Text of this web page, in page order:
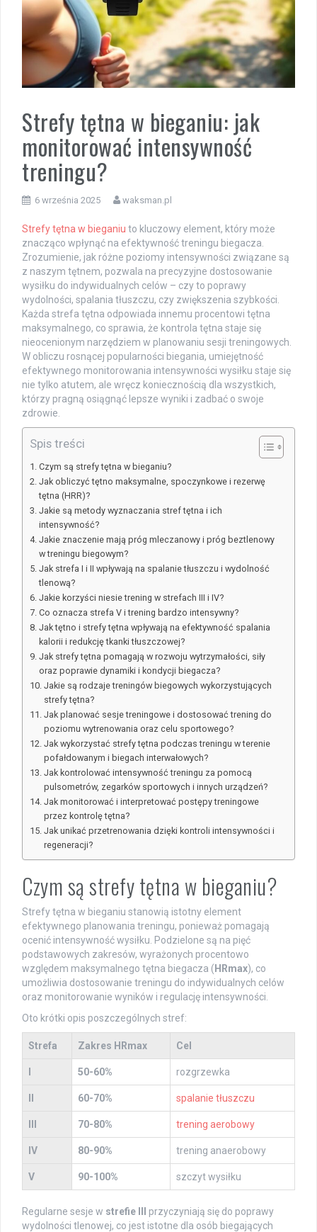
Strefy tętna w bieganiu: jak
monitorować intensywność
treningu?
6 września 2025 waksman.pl
Strefy tętna w bieganiu to kluczowy element, który może
znacząco wpłynąć na efektywność treningu biegacza.
Zrozumienie, jak różne poziomy intensywności związane są
z naszym tętnem, pozwala na precyzyjne dostosowanie
wysiłku do indywidualnych celów – czy to poprawy
wydolności, spalania tłuszczu, czy zwiększenia szybkości.
Każda strefa tętna odpowiada innemu procentowi tętna
maksymalnego, co sprawia, że kontrola tętna staje się
nieocenionym narzędziem w planowaniu sesji treningowych.
W obliczu rosnącej popularności biegania, umiejętność
efektywnego monitorowania intensywności wysiłku staje się
nie tylko atutem, ale wręcz koniecznością dla wszystkich,
którzy pragną osiągnąć lepsze wyniki i zadbać o swoje
zdrowie.
Spis treści
Czym są strefy tętna w bieganiu?
Jak obliczyć tętno maksymalne, spoczynkowe i rezerwę
tętna (HRR)?
Jakie są metody wyznaczania stref tętna i ich
intensywność?
Jakie znaczenie mają próg mleczanowy i próg beztlenowy
w treningu biegowym?
Jak strefa I i II wpływają na spalanie tłuszczu i wydolność
tlenową?
Jakie korzyści niesie trening w strefach III i IV?
Co oznacza strefa V i trening bardzo intensywny?
Jak tętno i strefy tętna wpływają na efektywność spalania
kalorii i redukcję tkanki tłuszczowej?
Jak strefy tętna pomagają w rozwoju wytrzymałości, siły
oraz poprawie dynamiki i kondycji biegacza?
Jakie są rodzaje treningów biegowych wykorzystujących
strefy tętna?
Jak planować sesje treningowe i dostosować trening do
poziomu wytrenowania oraz celu sportowego?
Jak wykorzystać strefy tętna podczas treningu w terenie
pofałdowanym i biegach interwałowych?
Jak kontrolować intensywność treningu za pomocą
pulsometrów, zegarków sportowych i innych urządzeń?
Jak monitorować i interpretować postępy treningowe
przez kontrolę tętna?
Jak unikać przetrenowania dzięki kontroli intensywności i
regeneracji?
Czym są strefy tętna w bieganiu?
Strefy tętna w bieganiu stanowią istotny element
efektywnego planowania treningu, ponieważ pomagają
ocenić intensywność wysiłku. Podzielone są na pięć
podstawowych zakresów, wyrażonych procentowo
względem maksymalnego tętna biegacza (HRmax), co
umożliwia dostosowanie treningu do indywidualnych celów
oraz monitorowanie wyników i regulację intensywności.
Oto krótki opis poszczególnych stref:
Strefa Zakres HRmax Cel
I 50-60% rozgrzewka
II 60-70% spalanie tłuszczu
III 70-80% trening aerobowy
IV 80-90% trening anaerobowy
V 90-100% szczyt wysiłku
Regularne sesje w strefie III przyczyniają się do poprawy
wydolności tlenowej, co jest istotne dla osób biegających